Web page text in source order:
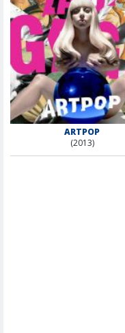
ARTPOP
(2013)